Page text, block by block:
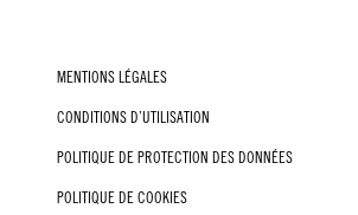
MENTIONS LÉGALES
CONDITIONS D’UTILISATION
POLITIQUE DE PROTECTION DES DONNÉES
POLITIQUE DE COOKIES